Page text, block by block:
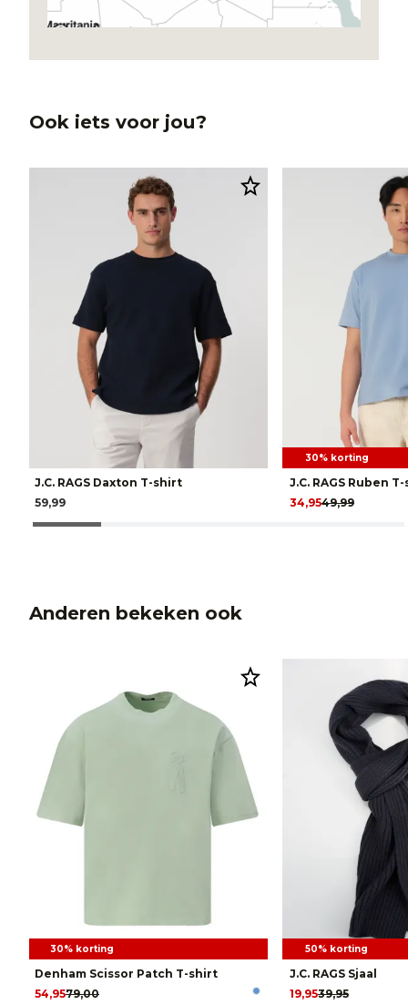
Ook iets voor jou?
J.C. RAGS Daxton T-shirt
59,99
30% korting
J.C. RAGS Ruben
49,99
34,95
Anderen bekeken ook
30% korting
Denham Scissor Patch T-shirt
79,00
54,95
50% korting
J.C. RAGS Sjaal
39,95
19,95